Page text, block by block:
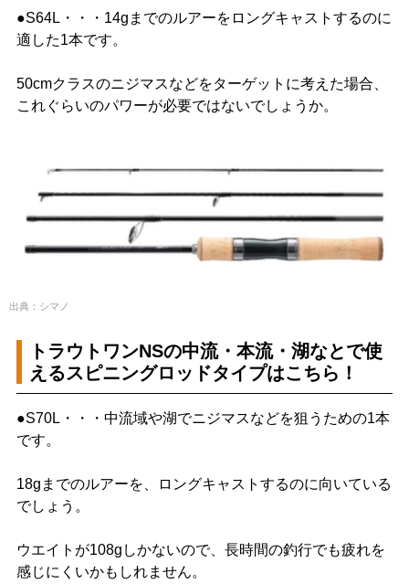
●S64L・・・14gまでのルアーをロングキャストするのに
適した1本です。
50cmクラスのニジマスなどをターゲットに考えた場合、
これぐらいのパワーが必要ではないでしょうか。
出典：シマノ
トラウトワンNSの中流・本流・湖なとで使
えるスピニングロッドタイプはこちら！
●S70L・・・中流域や湖でニジマスなどを狙うための1本
です。
18gまでのルアーを、ロングキャストするのに向いている
でしょう。
ウエイトが108gしかないので、長時間の釣行でも疲れを
感じにくいかもしれません。